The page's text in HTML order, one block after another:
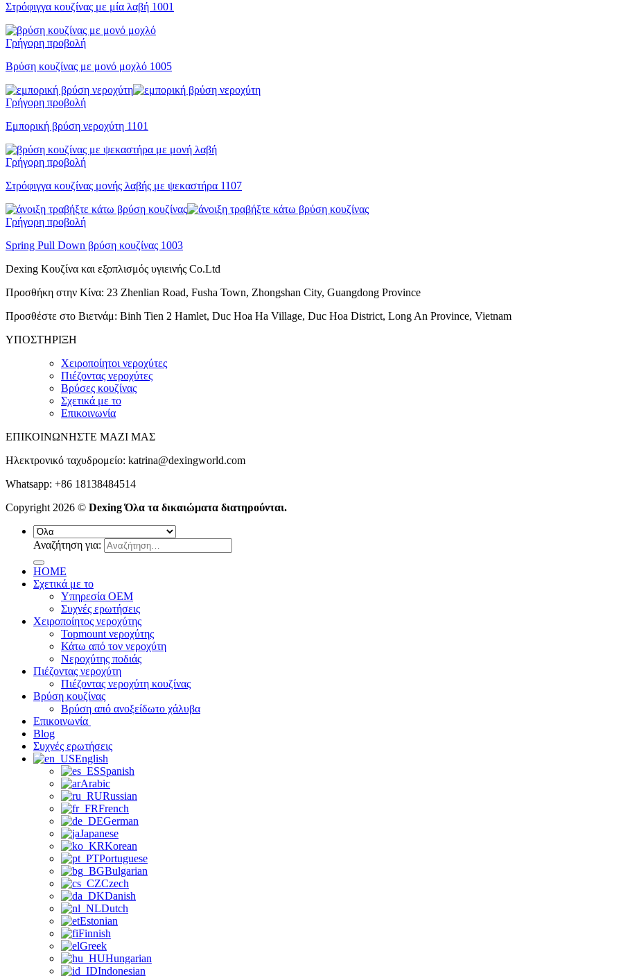
Στρόφιγγα κουζίνας με μία λαβή 1001
Γρήγορη προβολή
Βρύση κουζίνας με μονό μοχλό 1005
Γρήγορη προβολή
Εμπορική βρύση νεροχύτη 1101
Γρήγορη προβολή
Στρόφιγγα κουζίνας μονής λαβής με ψεκαστήρα 1107
Γρήγορη προβολή
Spring Pull Down βρύση κουζίνας 1003
Dexing Κουζίνα και εξοπλισμός υγιεινής Co.Ltd
Προσθήκη στην Κίνα: 23 Zhenlian Road, Fusha Town, Zhongshan City, Guangdong Province
Προσθέστε στο Βιετνάμ: Binh Tien 2 Hamlet, Duc Hoa Ha Village, Duc Hoa District, Long An Province, Vietnam
ΥΠΟΣΤΗΡΙΞΗ
Χειροποίητοι νεροχύτες
Πιέζοντας νεροχύτες
Βρύσες κουζίνας
Σχετικά με το
Επικοινωνία
ΕΠΙΚΟΙΝΩΝΗΣΤΕ ΜΑΖΙ ΜΑΣ
Ηλεκτρονικό ταχυδρομείο: katrina@dexingworld.com
Whatsapp: +86 18138484514
Copyright 2026 © Dexing Όλα τα δικαιώματα διατηρούνται.
Αναζήτηση για:
HOME
Σχετικά με το
Υπηρεσία OEM
Συχνές ερωτήσεις
Χειροποίητος νεροχύτης
Topmount νεροχύτης
Κάτω από τον νεροχύτη
Νεροχύτης ποδιάς
Πιέζοντας νεροχύτη
Πιέζοντας νεροχύτη κουζίνας
Βρύση κουζίνας
Βρύση από ανοξείδωτο χάλυβα
Επικοινωνία
Blog
Συχνές ερωτήσεις
English
Spanish
Arabic
Russian
French
German
Japanese
Korean
Portuguese
Bulgarian
Czech
Danish
Dutch
Estonian
Finnish
Greek
Hungarian
Indonesian